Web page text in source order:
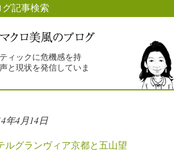
グ記事検索
ィックに危機感を持
と現状を発信していま
年4月14日
ルグランヴィア京都と五山望